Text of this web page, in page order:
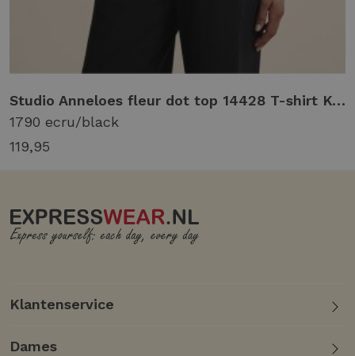
Studio Anneloes fleur dot top 14428 T-shirt Korte mouw 1790 ecru/black
1790 ecru/black
119,95
Klantenservice
Dames